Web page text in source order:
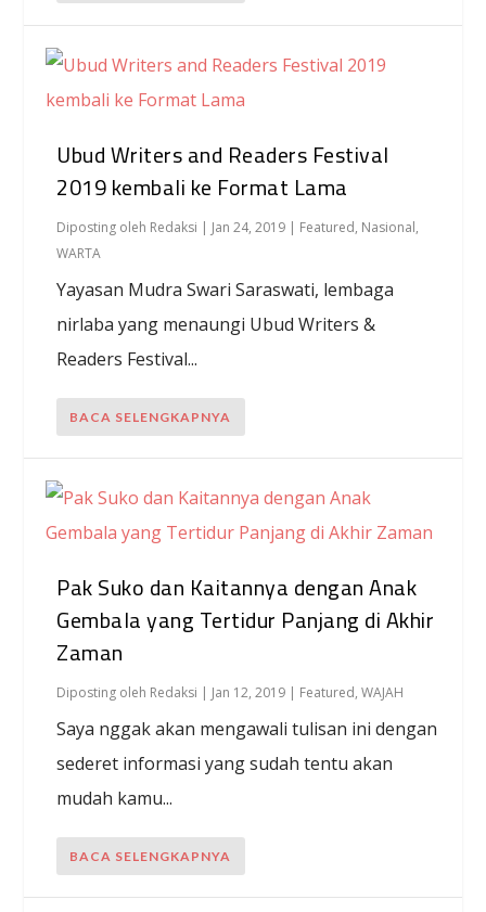
Ubud Writers and Readers Festival
2019 kembali ke Format Lama
Diposting oleh Redaksi | Jan 24, 2019 | Featured, Nasional,
WARTA
Yayasan Mudra Swari Saraswati, lembaga
nirlaba yang menaungi Ubud Writers &
Readers Festival...
BACA SELENGKAPNYA
Pak Suko dan Kaitannya dengan Anak
Gembala yang Tertidur Panjang di Akhir
Zaman
Diposting oleh Redaksi | Jan 12, 2019 | Featured,WAJAH
Saya nggak akan mengawali tulisan ini dengan
sederet informasi yang sudah tentu akan
mudah kamu...
BACA SELENGKAPNYA